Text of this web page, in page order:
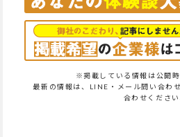
※掲載している情報は公開時
最新の情報は、LINE・メール問い合わ
合わせください